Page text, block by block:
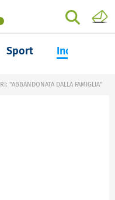
Sport Inchieste
"ABBANDONATA DALLA FAMIGLIA"